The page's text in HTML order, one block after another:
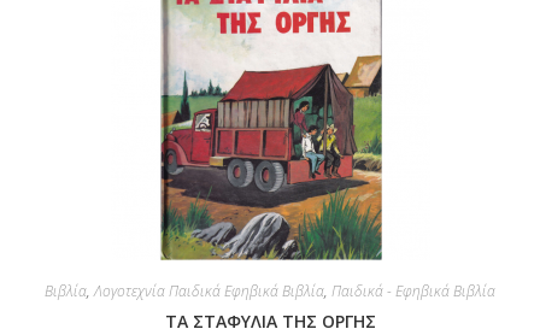
Βιβλία,Λογοτεχνία Παιδικά Εφηβικά Βιβλία, Παιδικά - Εφηβικά Βιβλία
ΤΑ ΣΤΑΦΥΛΙΑ ΤΗΣ ΟΡΓΗΣ